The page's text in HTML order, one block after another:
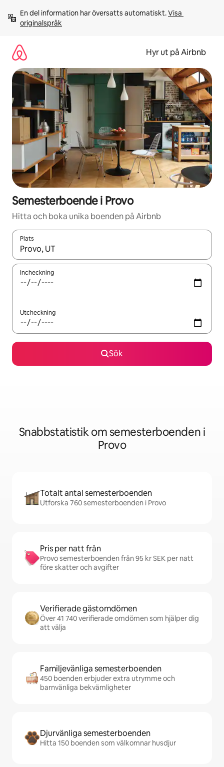
innehåll
En del information har översatts automatiskt. Visa
originalspråk
Hyr ut på Airbnb
Semesterboende i Provo
Hitta och boka unika boenden på Airbnb
Plats
När resultaten är tillgängliga kan du navigera med upp- och
Incheckning
Utcheckning
Sök
Snabbstatistik om semesterboenden i
Provo
Totalt antal semesterboenden
Utforska 760 semesterboenden i Provo
Pris per natt från
Provo semesterboenden från 95 kr SEK per natt
före skatter och avgifter
Verifierade gästomdömen
Över 41 740 verifierade omdömen som hjälper dig
att välja
Familjevänliga semesterboenden
450 boenden erbjuder extra utrymme och
barnvänliga bekvämligheter
Djurvänliga semesterboenden
Hitta 150 boenden som välkomnar husdjur